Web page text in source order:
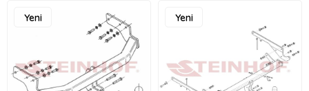
Yeni
Yeni